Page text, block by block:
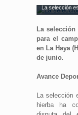
La selección
La
para el
en La Haya
de junio.
Avance
La selección
hierba ha